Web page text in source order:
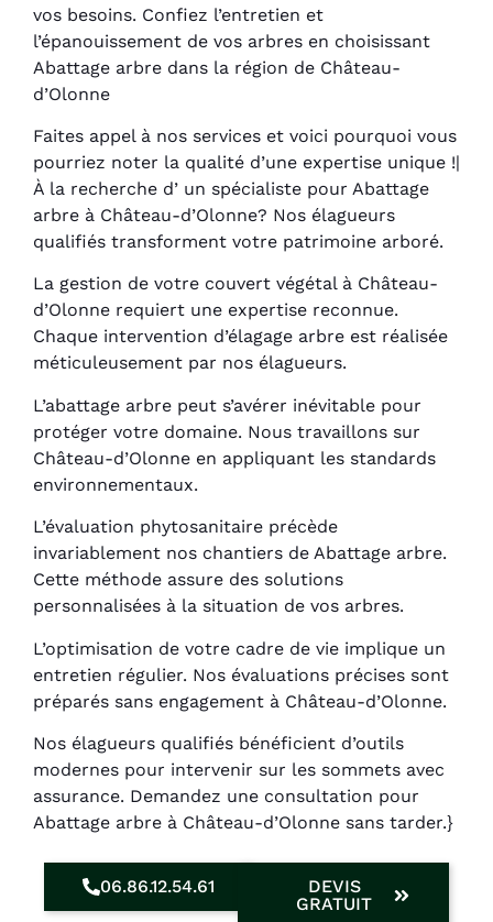
vos besoins. Confiez l’entretien et
l’épanouissement de vos arbres en choisissant
Abattage arbre dans la région de Château-
d’Olonne
Faites appel à nos services et voici pourquoi vous
pourriez noter la qualité d’une expertise unique !|
À la recherche d’ un spécialiste pour Abattage
arbre à Château-d’Olonne? Nos élagueurs
qualifiés transforment votre patrimoine arboré.
La gestion de votre couvert végétal à Château-
d’Olonne requiert une expertise reconnue.
Chaque intervention d’élagage arbre est réalisée
méticuleusement par nos élagueurs.
L’abattage arbre peut s’avérer inévitable pour
protéger votre domaine. Nous travaillons sur
Château-d’Olonne en appliquant les standards
environnementaux.
L’évaluation phytosanitaire précède
invariablement nos chantiers de Abattage arbre.
Cette méthode assure des solutions
personnalisées à la situation de vos arbres.
L’optimisation de votre cadre de vie implique un
entretien régulier. Nos évaluations précises sont
préparés sans engagement à Château-d’Olonne.
Nos élagueurs qualifiés bénéficient d’outils
modernes pour intervenir sur les sommets avec
assurance. Demandez une consultation pour
Abattage arbre à Château-d’Olonne sans tarder.}
06.86.12.54.61
DEVIS
GRATUIT